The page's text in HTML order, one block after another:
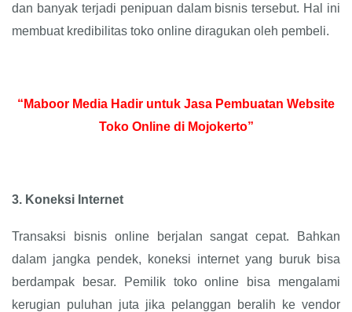
dan banyak terjadi penipuan dalam bisnis tersebut. Hal ini
membuat kredibilitas toko online diragukan oleh pembeli.
“Maboor Media Hadir untuk Jasa Pembuatan Website
Toko Online di Mojokerto”
3. Koneksi Internet
Transaksi bisnis online berjalan sangat cepat. Bahkan
dalam jangka pendek, koneksi internet yang buruk bisa
berdampak besar. Pemilik toko online bisa mengalami
kerugian puluhan juta jika pelanggan beralih ke vendor